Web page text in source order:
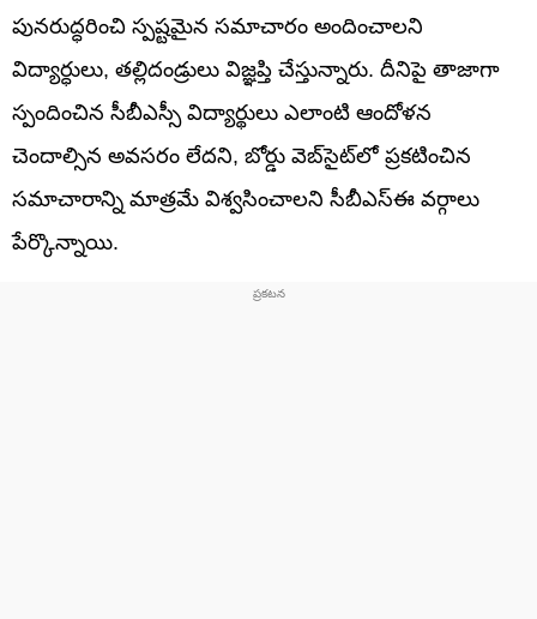
పునరుద్ధరించి స్పష్టమైన సమాచారం అందించాలని
విద్యార్ధులు, తల్లిదండ్రులు విజ్ఞప్తి చేస్తున్నారు. దీనిపై తాజాగా
స్పందించిన సీబీఎస్సీ విద్యార్థులు ఎలాంటి ఆందోళన
చెందాల్సిన అవసరం లేదని, బోర్డు వెబ్‌సైట్‌లో ప్రకటించిన
సమాచారాన్ని మాత్రమే విశ్వసించాలని సీబీఎస్ఈ వర్గాలు
పేర్కొన్నాయి.